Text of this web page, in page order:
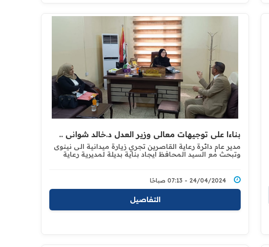
بناءا على توجيهات معالي وزير العدل د.خالد شواني ..
مدير عام دائرة رعاية القاصرين تجري زيارة ميدانية الى نينوى
وتبحث مع السيد المحافظ ايجاد بناية بديلة لمديرية رعاية
24/04/2024 - 07:13 صباحًا
التفاصيل